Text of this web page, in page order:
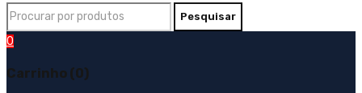
0
Carrinho (0)